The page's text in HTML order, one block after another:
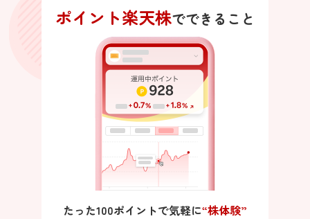
ポイント楽天株でできること
たった100ポイントで気軽に“株体験”